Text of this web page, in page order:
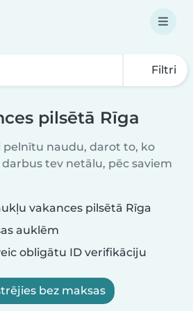
Filtri
pilsētā Rīga
pelnītu naudu, darot to, ko
tev netālu, pēc saviem
vakances pilsētā Rīga
auklēm
obligātu ID verifikāciju
bez maksas